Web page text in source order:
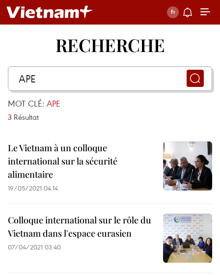
RECHERCHE
MOT CLÉ: APE
3 Résultat
Le Vietnam à un colloque
international sur la sécurité
alimentaire
19/05/2021 04:14
Colloque international sur le rôle du
Vietnam dans l'espace eurasien
07/04/2021 03:40